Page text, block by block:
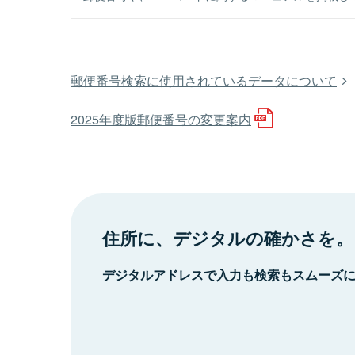
郵便番号検索に使用されているデータについて
2025年度版郵便番号の変更案内
住所に、デジタルの確かさを。
デジタルアドレスで入力も検索もスムーズ